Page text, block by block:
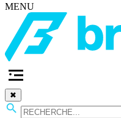
MENU
✖